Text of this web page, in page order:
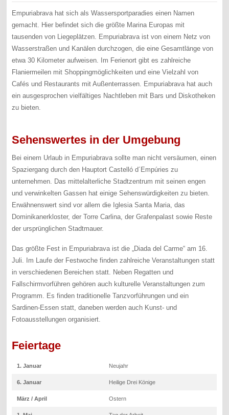
Empuriabrava hat sich als Wassersportparadies einen Namen
gemacht. Hier befindet sich die größte Marina Europas mit
tausenden von Liegeplätzen. Empuriabrava ist von einem Netz von
Wasserstraßen und Kanälen durchzogen, die eine Gesamtlänge von
etwa 30 Kilometer aufweisen. Im Ferienort gibt es zahlreiche
Flaniermeilen mit Shoppingmöglichkeiten und eine Vielzahl von
Cafés und Restaurants mit Außenterrassen. Empuriabrava hat auch
ein ausgesprochen vielfältiges Nachtleben mit Bars und Diskotheken
zu bieten.
Sehenswertes in der Umgebung
Bei einem Urlaub in Empuriabrava sollte man nicht versäumen, einen
Spaziergang durch den Hauptort Castelló d´Empúries zu
unternehmen. Das mittelalterliche Stadtzentrum mit seinen engen
und verwinkelten Gassen hat einige Sehenswürdigkeiten zu bieten.
Erwähnenswert sind vor allem die Iglesia Santa Maria, das
Dominikanerkloster, der Torre Carlina, der Grafenpalast sowie Reste
der ursprünglichen Stadtmauer.
Das größte Fest in Empuriabrava ist die „Diada del Carme“ am 16.
Juli. Im Laufe der Festwoche finden zahlreiche Veranstaltungen statt
in verschiedenen Bereichen statt. Neben Regatten und
Fallschirmvorführen gehören auch kulturelle Veranstaltungen zum
Programm. Es finden traditionelle Tanzvorführungen und ein
Sardinen-Essen statt, daneben werden auch Kunst- und
Fotoausstellungen organisiert.
Feiertage
1. Januar Neujahr
6. Januar Heilige Drei Könige
März / April Ostern